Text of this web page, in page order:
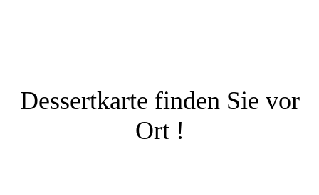
Dessertkarte finden Sie vor
Ort !